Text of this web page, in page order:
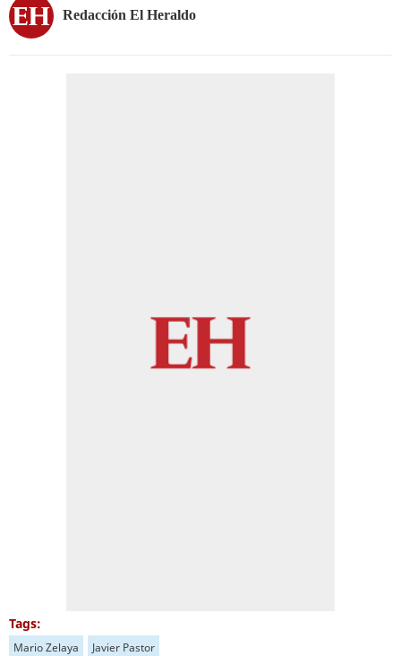
Redacción El Heraldo
Tags:
Mario Zelaya Javier Pastor